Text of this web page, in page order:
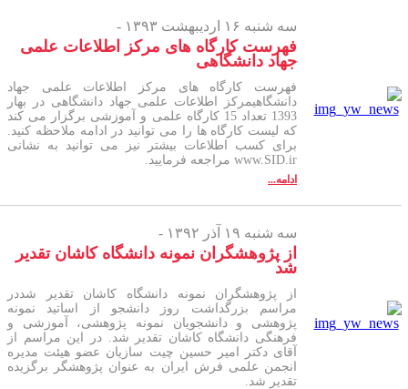
سه شنبه ۱۶ اردیبهشت ۱۳۹۳ -
فهرست کارگاه های مرکز اطلاعات علمی
جهاد دانشگاهی
فهرست کارگاه های مرکز اطلاعات علمی جهاد
دانشگاهیمرکز اطلاعات علمی جهاد دانشگاهی در بهار
1393 تعداد 15 کارگاه علمی و آموزشی برگزار می کند
که لیست کارگاه ها را می توانید در ادامه ملاحظه کنید.
برای کسب اطلاعات بیشتر نیز می توانید به نشانی
www.SID.ir مراجعه فرمایید.
ادامه...
سه شنبه ۱۹ آذر ۱۳۹۲ -
از پژوهشگران نمونه دانشگاه کاشان تقدیر
شد
از پژوهشگران نمونه دانشگاه کاشان تقدیر شددر
مراسم بزرگداشت روز دانشجو از اساتید نمونه
پژوهشی و دانشجویان نمونه پژوهشی، آموزشی و
فرهنگی دانشگاه کاشان تقدیر شد. در این مراسم از
آقای دکتر امیر حسین چیت سازیان عضو هیئت مدیره
انجمن علمی فرش ایران به عنوان پژوهشگر برگزیده
تقدیر شد.